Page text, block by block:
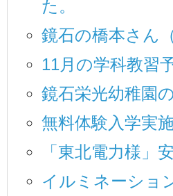
た。
鏡石の橋本さん
11月の学科教習
鏡石栄光幼稚園
無料体験入学実
「東北電力様」
イルミネーショ